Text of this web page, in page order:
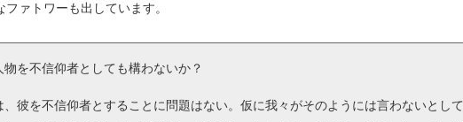
ァトワーも出しています。
を不信仰者としても構わないか？
彼を不信仰者とすることに問題はない。仮に我々がそのようには言わないとして